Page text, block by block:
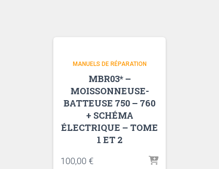
MANUELS DE RÉPARATION
MBR03* –
MOISSONNEUSE-
BATTEUSE 750 – 760
+ SCHÉMA
ÉLECTRIQUE – TOME
1 ET 2
100,00 €